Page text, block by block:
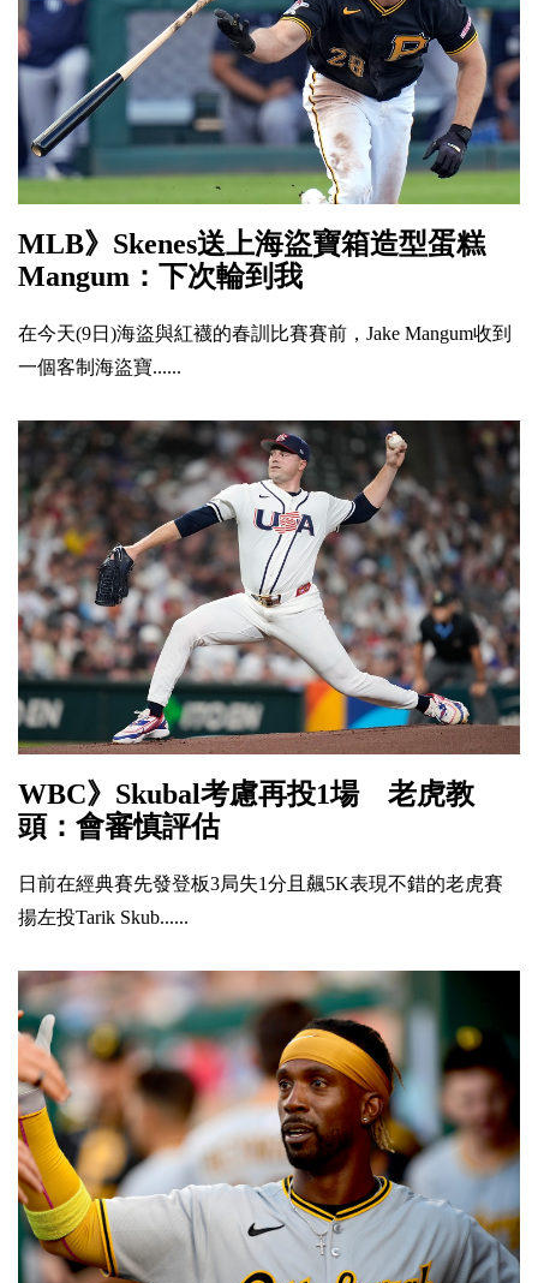
MLB》Skenes送上海盜寶箱造型蛋糕
Mangum：下次輪到我
在今天(9日)海盜與紅襪的春訓比賽賽前，Jake Mangum收到
一個客制海盜寶......
WBC》Skubal考慮再投1場 老虎教
頭：會審慎評估
日前在經典賽先發登板3局失1分且飆5K表現不錯的老虎賽
揚左投Tarik Skub......